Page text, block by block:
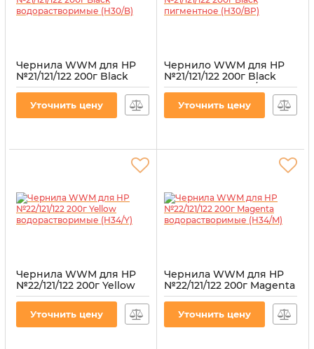
Чернила WWM для HP
№21/121/122 200г Black
водорастворимые
Уточнить цену
Чернило WWM для HP
№21/121/122 200г Black
пигментное (H30/BP)
Артикул:
Уточнить цену
Чернила WWM для HP
№22/121/122 200г Yellow
водорастворимые
Уточнить цену
Чернила WWM для HP
№22/121/122 200г Magenta
водорастворимые
Уточнить цену